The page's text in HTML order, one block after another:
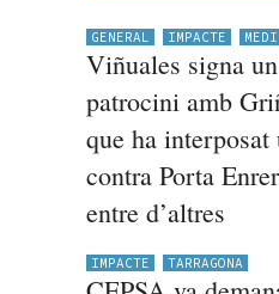
GENERAL IMPACTE
Viñuales signa
patrocini amb
que ha interposat
contra Porta
entre d’altres
IMPACTE TARRAGONA